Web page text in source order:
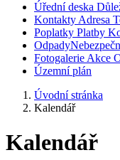
Úřední deska
Kontakty Adresa
Poplatky Platby
Odpady
Fotogalerie Akce
Územní plán
Úvodní stránka
Kalendář
Kalendář